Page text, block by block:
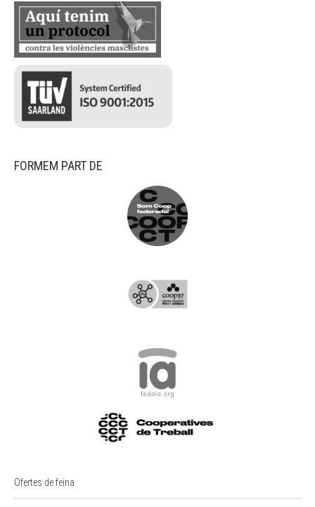
FORMEM PART DE
Ofertes de feina